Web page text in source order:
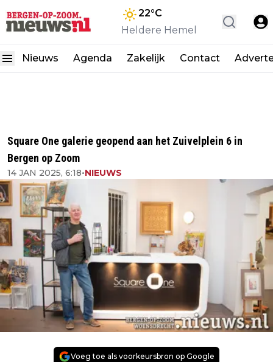
22°C
Heldere Hemel
Nieuws Agenda Zakelijk Contact
Square One galerie geopend aan het Zuivelplein 6 in
Bergen op Zoom
14 JAN 2025, 6:18•NIEUWS
Voeg toe als voorkeursbron op Google